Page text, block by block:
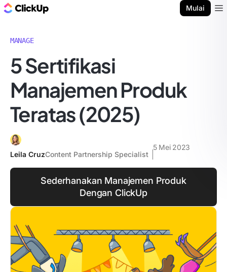
Mulai
MANAGE
5 Sertifikasi
Manajemen Produk
Teratas (2025)
Leila CruzContent Partnership Specialist
5 Mei 2023
Sederhanakan Manajemen Produk
Dengan ClickUp